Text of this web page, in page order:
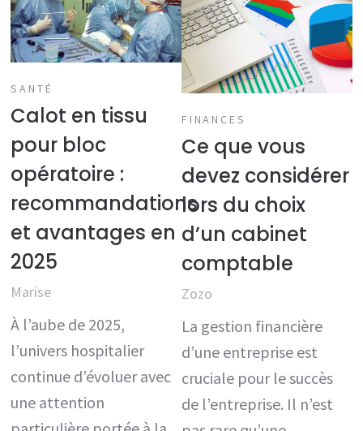
SANTÉ
Calot en tissu
pour bloc
opératoire :
recommandations
et avantages en
2025
Marise
À l’aube de 2025,
l’univers hospitalier
continue d’évoluer avec
une attention
FINANCES
Ce que vous
devez considérer
lors du choix
d’un cabinet
comptable
Zozo
La gestion financière
d’une entreprise est
cruciale pour le succès
de l’entreprise. Il n’est